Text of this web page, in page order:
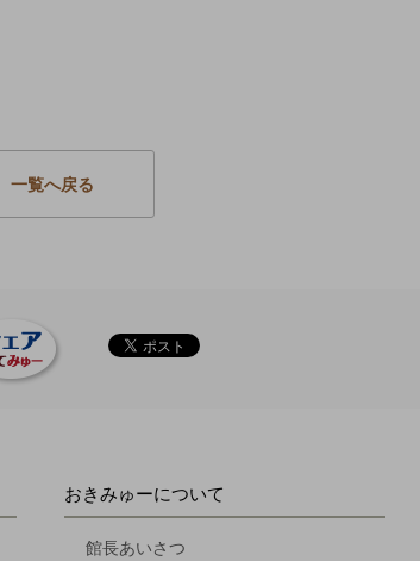
一覧へ戻る
おきみゅーについて
館長あいさつ